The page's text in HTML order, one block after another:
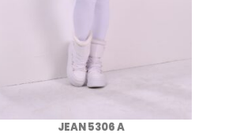
JEAN 5306 A